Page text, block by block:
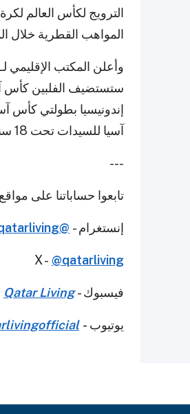
المواهب القطرية خلال
آسيا للسيدات تحت 18 سنة لعام 2028، والأردن يستضيف كأس آسيا للسيدات تحت 16 سنة لعام 2027.
---
تابعوا حساباتنا على
إنستغرام - @qatarliving
X - @qatarliving
فيسبوك -Qatar Living
يوتيوب -